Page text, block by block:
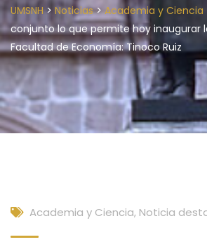
UMSNH> Noticias>Academia y Ciencia
conjunto lo que permite hoy inaugurar
Facultad de Economía: Tinoco Ruiz
Academia y Ciencia, Noticia